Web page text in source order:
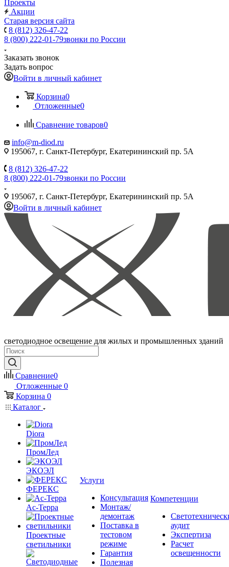
Проекты
Акции
Старая версия сайта
8 (812) 326-47-22
8 (800) 222-01-79звонки по России
Заказать звонок
Задать вопрос
Войти в личный кабинет
Корзина0
Отложенные0
Сравнение товаров0
info@m-diod.ru
195067, г. Санкт-Петербург, Екатерининский пр. 5А
8 (812) 326-47-22
8 (800) 222-01-79звонки по России
195067, г. Санкт-Петербург, Екатерининский пр. 5А
Войти в личный кабинет
светодиодное освещение для жилых и промышленных зданий
Сравнение0
Отложенные 0
Корзина 0
Каталог
Diora
ПромЛед
ЭКОЭЛ
ФЕРЕКС
Ас-Терра
Проектные
светильники
Услуги
Консультация
Монтаж/
демонтаж
Поставка в
тестовом
режиме
Гарантия
Полезная
Компетенции
аудит
Экспертиза
Расчет
освещенности